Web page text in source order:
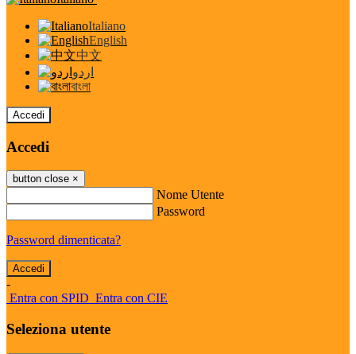
Italiano
English
中文
اردو
বাংলা
Accedi
Accedi
button close ×
Nome Utente
Password
Password dimenticata?
-
Entra con SPID Entra con CIE
Seleziona utente